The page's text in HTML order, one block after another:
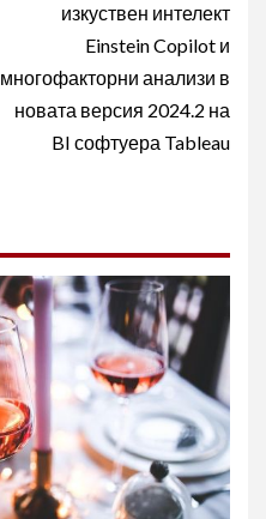
изкуствен интелект
Einstein Copilot и
многофакторни анализи в
новата версия 2024.2 на
BI софтуера Tableau